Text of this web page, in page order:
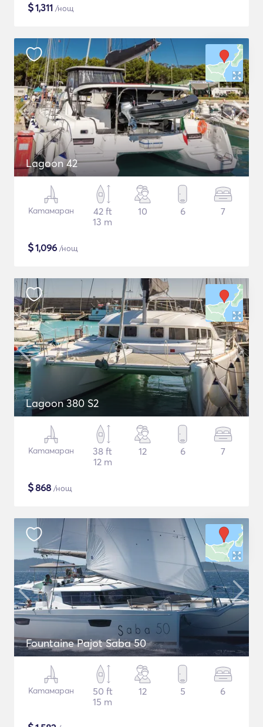
$1,311 /нощ
Lagoon 42
Катамаран
42 ft
13 m
10 6 7
$1,096 /нощ
Lagoon 380 S2
Катамаран
38 ft
12 m
12 6 7
$868 /нощ
Fountaine Pajot Saba 50
Катамаран
50 ft
15 m
12 5 6